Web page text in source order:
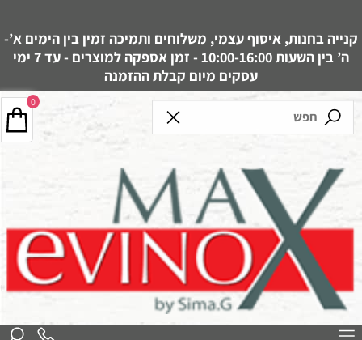
קנייה בחנות, איסוף עצמי, משלוחים ותמיכה זמין בין הימים א’-
ה’ בין השעות 10:00-16:00 - זמן אספקה למוצרים - עד 7 ימי
עסקים מיום קבלת ההזמנה
0